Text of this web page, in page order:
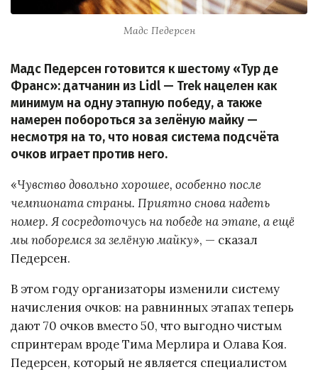
Мадс Педерсен
Мадс Педерсен готовится к шестому «Тур де
Франс»: датчанин из Lidl — Trek нацелен как
минимум на одну этапную победу, а также
намерен побороться за зелёную майку —
несмотря на то, что новая система подсчёта
очков играет против него.
«Чувство довольно хорошее, особенно после
чемпионата страны. Приятно снова надеть
номер. Я сосредоточусь на победе на этапе, а ещё
мы поборемся за зелёную майку», — сказал
Педерсен.
В этом году организаторы изменили систему
начисления очков: на равнинных этапах теперь
дают 70 очков вместо 50, что выгодно чистым
спринтерам вроде Тима Мерлира и Олава Коя.
Педерсен, который не является специалистом